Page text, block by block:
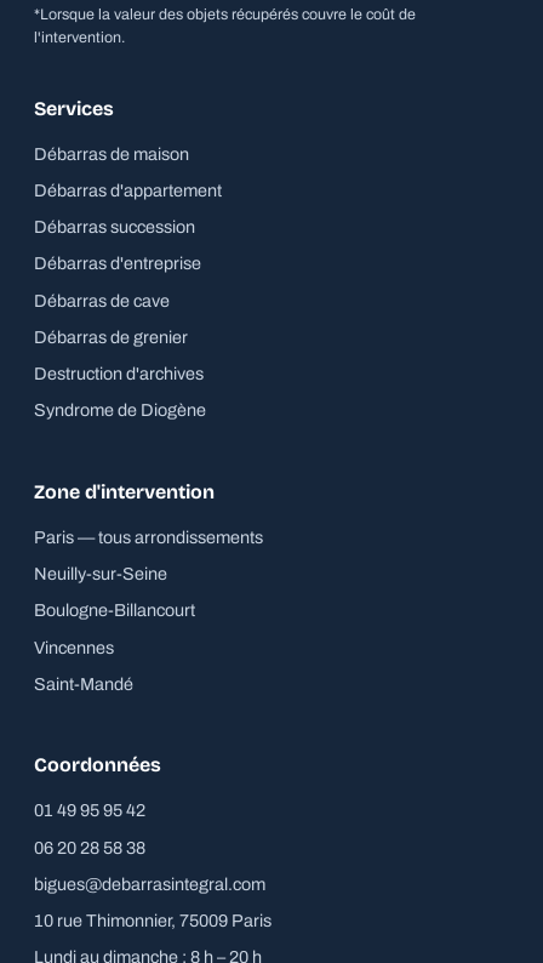
*Lorsque la valeur des objets récupérés couvre le coût de
l'intervention.
Services
Débarras de maison
Débarras d'appartement
Débarras succession
Débarras d'entreprise
Débarras de cave
Débarras de grenier
Destruction d'archives
Syndrome de Diogène
Zone d'intervention
Paris — tous arrondissements
Neuilly-sur-Seine
Boulogne-Billancourt
Vincennes
Saint-Mandé
Coordonnées
01 49 95 95 42
06 20 28 58 38
bigues@debarrasintegral.com
10 rue Thimonnier, 75009 Paris
Lundi au dimanche : 8 h – 20 h